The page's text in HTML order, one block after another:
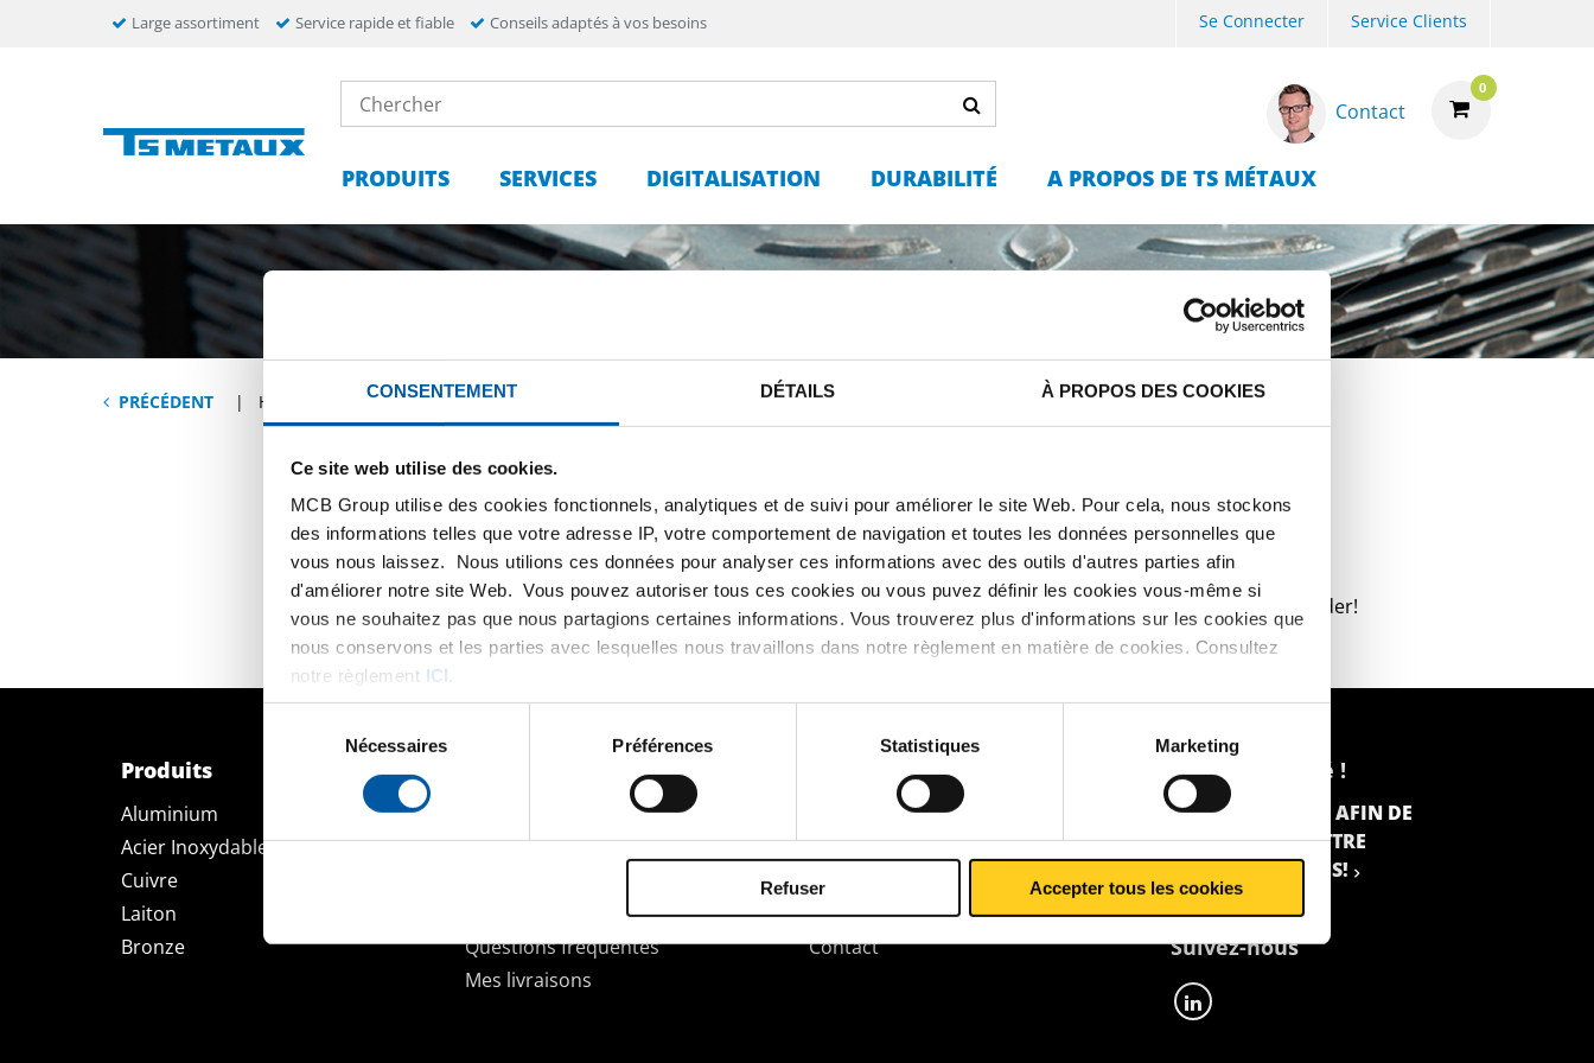
CONSENTEMENT DÉTAILS À PROPOS DES COOKIES
Ce site web utilise des cookies.
MCB Group utilise des cookies fonctionnels, analytiques et de suivi pour améliorer le site Web. Pour cela, nous stockons
des informations telles que votre adresse IP, votre comportement de navigation et toutes les données personnelles que
vous nous laissez. Nous utilions ces données pour analyser ces informations avec des outils d'autres parties afin
d'améliorer notre site Web. Vous pouvez autoriser tous ces cookies ou vous puvez définir les cookies vous-même si
vous ne souhaitez pas que nous partagions certaines informations. Vous trouverez plus d'informations sur les cookies que
nous conservons et les parties avec lesquelles nous travaillons dans notre règlement en matière de cookies. Consultez
notre règlement ICI
consentement
Nécessaires Préférences Statistiques Marketing
Refuser Accepter tous les cookies
Large assortiment Service rapide et fiable Conseils adaptés à vos besoins Se Connecter Service Clients
0
Contact
PRODUITS SERVICES DIGITALISATION DURABILITÉ A PROPOS DE TS MÉTAUX
PRÉCÉDENT HOME BOBINES
Bobines
Pas d'article trouvé Bobines
Vous n'avez pas trouvé ce que vous cherchez? Un COLLABORATEUR peut vous aider!
Produits
Aluminium
Acier Inoxydable
Cuivre
Laiton
Bronze
Mon Espace Client
Découvrez Mon Espace Client
Enregistrer
Questions fréquentes
Mes livraisons
À propos de TS Métaux
Historique
Mentions légales
Filiales MCB
Contact
Restez informé !
INSCRIVEZ-VOUS AFIN DE
RECEVOIR LA LETTRE
D’INFORMATIONS!
Suivez-nous